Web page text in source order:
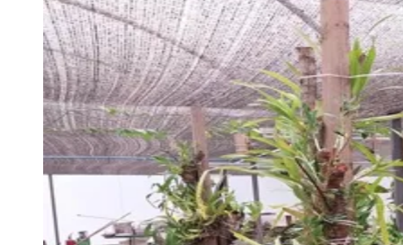
Acompanhar jogos
Newsletter Bom Dia Barueri
Entretenimento Completo
Resultados das Loterias
Esportes ao Vivo
Trânsito em Tempo Real
Clima e Previsão do Tempo
Vagas de Emprego
Portal Pet
Explore Barueri
Guia de Empresas
Publicidade Anuncie Aqui
Seguir 2min de leitura
Barueri abre inscrições para curso
prático de cultivo de orquídeas